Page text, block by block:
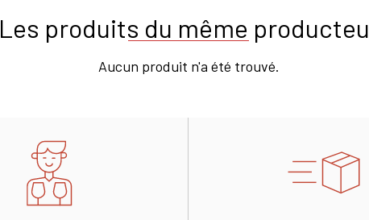
Les produits du même
Aucun produit n'a été trouvé.